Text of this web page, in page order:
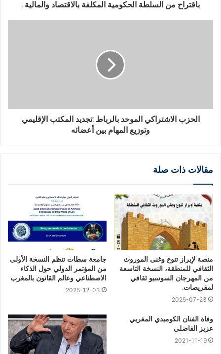
باقتراح من السلطة الحكومية المكلفة بالاقتصاد والمالية .
الحزب الاشتراكي الموحد بالرباط :تجديد المكتب الإقليمي
وتوزيع المهام بين أعضائه
مقالات ذات صلة
منصة لإبراز تنوع وغنى الموروث
الثقافي للمنطقة، النسخة التاسعة
من المهرجان السوسيو ثقافي
لمقريصات.
2025-07-23
جامعة سطات تنظم النسخة الأولى
من المؤتمر الدولي حول الذكاء
الاصطناعي وعالم القانون بالمغرب
2025-12-03
وفاة الفنان الكوميدي المغربي
عزيز الفاضلي
2021-11-19